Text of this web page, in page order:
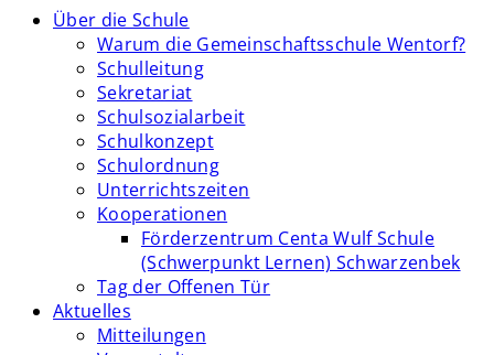
Über die Schule
Warum die Gemeinschaftsschule Wentorf?
Schulleitung
Sekretariat
Schulsozialarbeit
Schulkonzept
Schulordnung
Unterrichtszeiten
Kooperationen
Förderzentrum Centa Wulf Schule
(Schwerpunkt Lernen) Schwarzenbek
Tag der Offenen Tür
Aktuelles
Mitteilungen